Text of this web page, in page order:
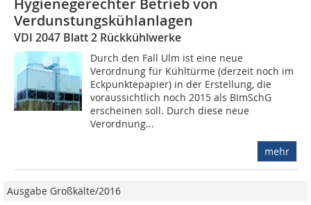
Verdunstungskühlanlagen
VDI 2047 Blatt 2 Rückkühlwerke
Durch den Fall Ulm ist eine neue
Verordnung für Kühltürme (derzeit noch im
Eckpunktepapier) in der Erstellung, die
voraussichtlich noch 2015 als BImSchG
erscheinen soll. Durch diese neue
Verordnung...
mehr
Ausgabe Großkälte/2016